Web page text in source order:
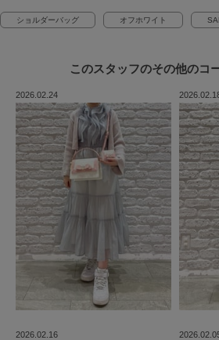
ショルダーバッグ オフホワイト
このスタッフのその他のコ
2026.02.24
2026.02.16